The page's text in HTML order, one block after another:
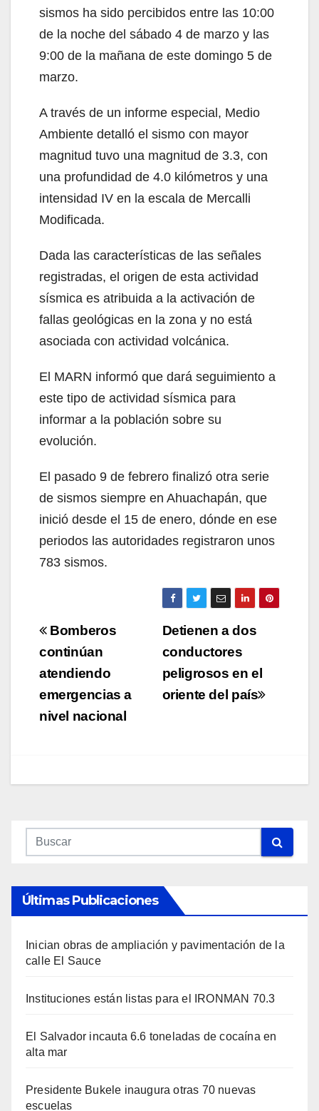
sismos ha sido percibidos entre las 10:00
de la noche del sábado 4 de marzo y las
9:00 de la mañana de este domingo 5 de
marzo.
A través de un informe especial, Medio
Ambiente detalló el sismo con mayor
magnitud tuvo una magnitud de 3.3, con
una profundidad de 4.0 kilómetros y una
intensidad IV en la escala de Mercalli
Modificada.
Dada las características de las señales
registradas, el origen de esta actividad
sísmica es atribuida a la activación de
fallas geológicas en la zona y no está
asociada con actividad volcánica.
El MARN informó que dará seguimiento a
este tipo de actividad sísmica para
informar a la población sobre su
evolución.
El pasado 9 de febrero finalizó otra serie
de sismos siempre en Ahuachapán, que
inició desde el 15 de enero, dónde en ese
periodos las autoridades registraron unos
783 sismos.
Navegación
de
entradas
Detienen a dos
conductores
peligrosos en el
oriente del país
Bomberos
continúan
atendiendo
emergencias a
nivel nacional
Últimas Publicaciones
Inician obras de ampliación y pavimentación de la
calle El Sauce
Instituciones están listas para el IRONMAN 70.3
El Salvador incauta 6.6 toneladas de cocaína en
alta mar
Presidente Bukele inaugura otras 70 nuevas
escuelas